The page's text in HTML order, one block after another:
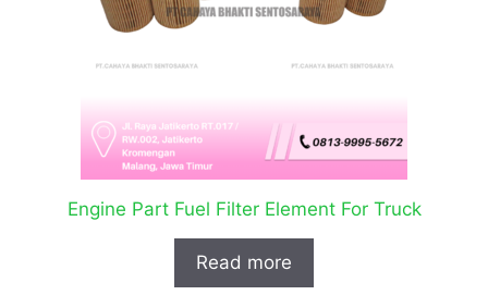
Engine Part Fuel Filter Element For Truck
Read more